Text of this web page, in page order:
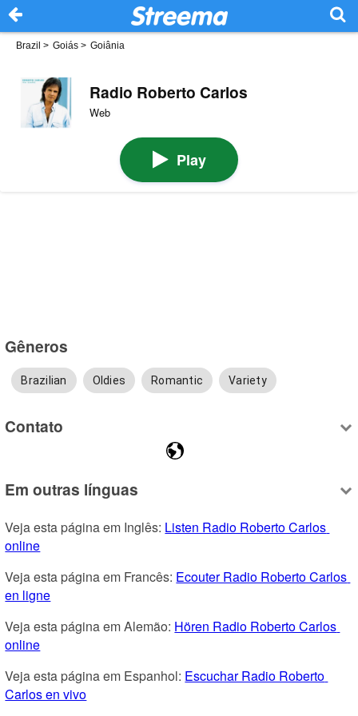
Brazil > Goiás > Goiânia
Radio Roberto Carlos
Web
Play
Gêneros
Brazilian Oldies Romantic Variety
Contato
Em outras línguas
Veja esta página em Inglês: Listen Radio Roberto Carlos
online
Veja esta página em Francês: Ecouter Radio Roberto Carlos
en ligne
Veja esta página em Alemão: Hören Radio Roberto Carlos
online
Veja esta página em Espanhol: Escuchar Radio Roberto
Carlos en vivo